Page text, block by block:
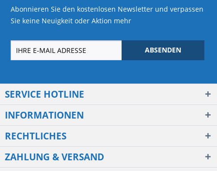
Abonnieren Sie den kostenlosen Newsletter und verpassen
Sie keine Neuigkeit oder Aktion mehr
ABSENDEN
SERVICE HOTLINE
INFORMATIONEN
RECHTLICHES
ZAHLUNG & VERSAND